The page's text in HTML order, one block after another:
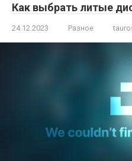
Как выбрать литые
24.12.2023 Разное